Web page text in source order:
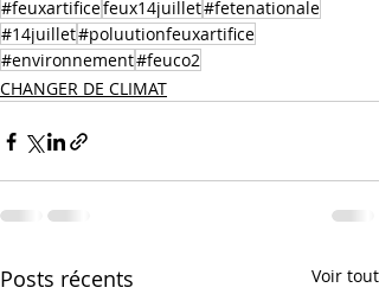
#feuxartificefeux14juillet#fetenationale
#14juillet#poluutionfeuxartifice
#environnement#feuco2
CHANGER DE CLIMAT
Posts récents Voir tout